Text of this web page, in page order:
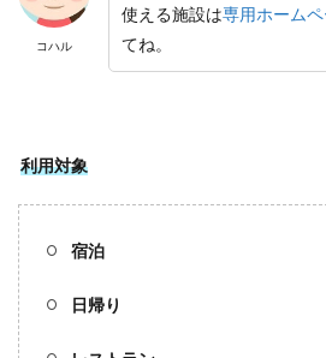
コハル
使える施設は専用ホーム
てね。
利用対象
宿泊
日帰り